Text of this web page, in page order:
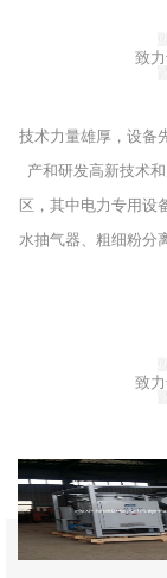
致
技术力量雄厚，设备
产和研发高新技术和
区，其中电力专用设
水抽气器、粗细粉分
致